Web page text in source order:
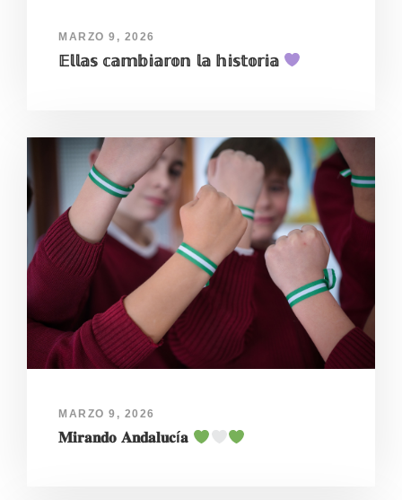
MARZO 9, 2026
𝔼𝕝𝕝𝕒𝕤 𝕔𝕒𝕞𝕓𝕚𝕒𝕣𝕠𝕟 𝕝𝕒 𝕙𝕚𝕤𝕥𝕠𝕣𝕚𝕒
MARZO 9, 2026
𝐌𝐢𝐫𝐚𝐧𝐝𝐨 𝐀𝐧𝐝𝐚𝐥𝐮𝐜í𝐚